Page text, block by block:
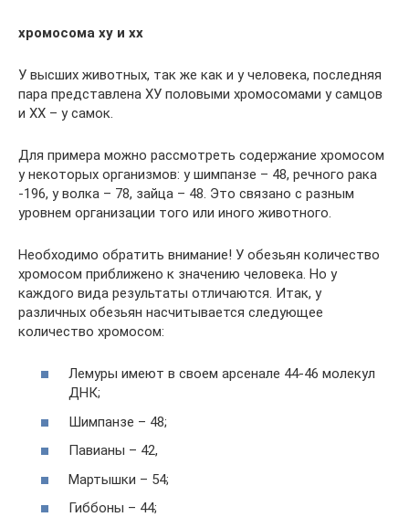
хромосома xy и xx
У высших животных, так же как и у человека, последняя
пара представлена ХУ половыми хромосомами у самцов
и ХХ – у самок.
Для примера можно рассмотреть содержание хромосом
у некоторых организмов: у шимпанзе – 48, речного рака
-196, у волка – 78, зайца – 48. Это связано с разным
уровнем организации того или иного животного.
Необходимо обратить внимание! У обезьян количество
хромосом приближено к значению человека. Но у
каждого вида результаты отличаются. Итак, у
различных обезьян насчитывается следующее
количество хромосом:
Лемуры имеют в своем арсенале 44-46 молекул
ДНК;
Шимпанзе – 48;
Павианы – 42,
Мартышки – 54;
Гиббоны – 44;